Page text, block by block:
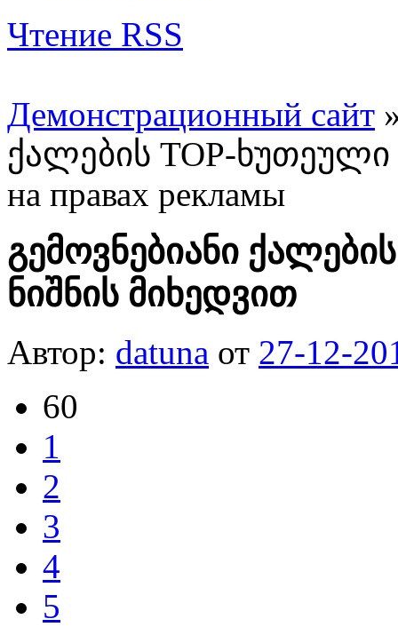
Чтение RSS
Демонстрационный сайт
ქალების TOP-
на правах рекламы
გემოვნებიანი
ნიშნის მიხედვით
Автор: datuna от 27-12-
60
1
2
3
4
5